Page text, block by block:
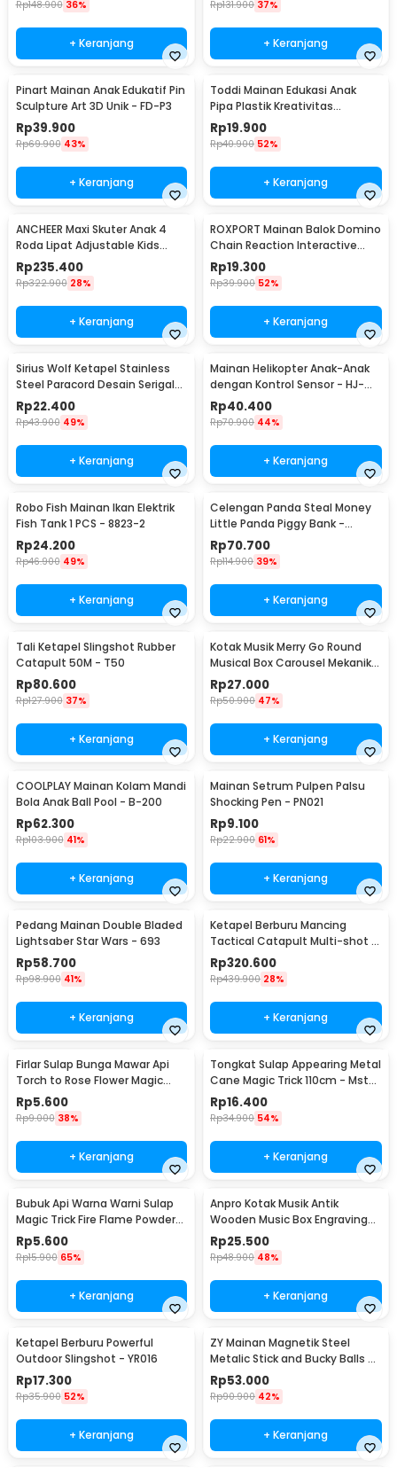
Rp148.900 36%
+ Keranjang
Rp131.900 37%
+ Keranjang
Pinart Mainan Anak Edukatif Pin
Sculpture Art 3D Unik - FD-P3
Rp39.900
Rp69.900 43%
+ Keranjang
Toddi Mainan Edukasi Anak
Pipa Plastik Kreativitas
Bangunan 4D STEM - 88003
Rp19.900
Rp40.900 52%
+ Keranjang
ANCHEER Maxi Skuter Anak 4
Roda Lipat Adjustable Kids
Scooter - QZ-001
Rp235.400
Rp322.900 28%
+ Keranjang
ROXPORT Mainan Balok Domino
Chain Reaction Interactive
Toys 120 PCS - ZMY-1
Rp19.300
Rp39.900 52%
+ Keranjang
Sirius Wolf Ketapel Stainless
Steel Paracord Desain Serigala
- HW-GJ049
Rp22.400
Rp43.900 49%
+ Keranjang
Mainan Helikopter Anak-Anak
dengan Kontrol Sensor - HJ-
8188
Rp40.400
Rp70.900 44%
+ Keranjang
Robo Fish Mainan Ikan Elektrik
Fish Tank 1 PCS - 8823-2
Rp24.200
Rp46.900 49%
+ Keranjang
Celengan Panda Steal Money
Little Panda Piggy Bank -
MM8807-1
Rp70.700
Rp114.900 39%
+ Keranjang
Tali Ketapel Slingshot Rubber
Catapult 50M - T50
Rp80.600
Rp127.900 37%
+ Keranjang
Kotak Musik Merry Go Round
Musical Box Carousel Mekanikal
- HD-Y02
Rp27.000
Rp50.900 47%
+ Keranjang
COOLPLAY Mainan Kolam Mandi
Bola Anak Ball Pool - B-200
Rp62.300
Rp103.900 41%
+ Keranjang
Mainan Setrum Pulpen Palsu
Shocking Pen - PN021
Rp9.100
Rp22.900 61%
+ Keranjang
Pedang Mainan Double Bladed
Lightsaber Star Wars - 693
Rp58.700
Rp98.900 41%
+ Keranjang
Ketapel Berburu Mancing
Tactical Catapult Multi-shot -
KMSS
Rp320.600
Rp439.900 28%
+ Keranjang
Firlar Sulap Bunga Mawar Api
Torch to Rose Flower Magic
Trick - 82120
Rp5.600
Rp9.000 38%
+ Keranjang
Tongkat Sulap Appearing Metal
Cane Magic Trick 110cm - Mstk-
002
Rp16.400
Rp34.900 54%
+ Keranjang
Bubuk Api Warna Warni Sulap
Magic Trick Fire Flame Powder
15g - YY064
Rp5.600
Rp15.900 65%
+ Keranjang
Anpro Kotak Musik Antik
Wooden Music Box Engraving
Harry Potter - ADQ0194
Rp25.500
Rp48.900 48%
+ Keranjang
Ketapel Berburu Powerful
Outdoor Slingshot - YR016
Rp17.300
Rp35.900 52%
+ Keranjang
ZY Mainan Magnetik Steel
Metalic Stick and Bucky Balls -
005
Rp53.000
Rp90.900 42%
+ Keranjang